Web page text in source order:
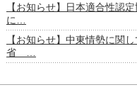
【お知らせ】日本適合性認
に…
【お知らせ】中東情勢に関
省 …